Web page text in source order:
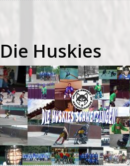
Die Huskies